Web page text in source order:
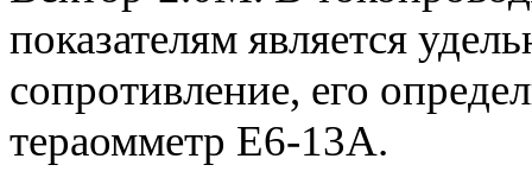
показателям является
сопротивление, его
тераомметр Е6-13А.